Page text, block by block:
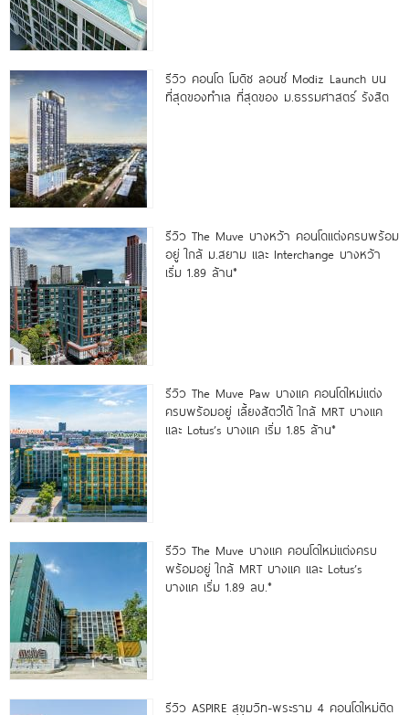
รีวิว คอนโด โมดิซ ลอนซ์ Modiz Launch บน
ที่สุดของทำเล ที่สุดของ ม.ธรรมศาสตร์ รังสิต
รีวิว The Muve บางหว้า คอนโดแต่งครบพร้อม
อยู่ ใกล้ ม.สยาม และ Interchange บางหว้า
เริ่ม 1.89 ล้าน*
รีวิว The Muve Paw บางแค คอนโดใหม่แต่ง
ครบพร้อมอยู่ เลี้ยงสัตว์ได้ ใกล้ MRT บางแค
และ Lotus’s บางแค เริ่ม 1.85 ล้าน*
รีวิว The Muve บางแค คอนโดใหม่แต่งครบ
พร้อมอยู่ ใกล้ MRT บางแค และ Lotus’s
บางแค เริ่ม 1.89 ลบ.*
รีวิว ASPIRE สุขุมวิท-พระราม 4 คอนโดใหม่ติด